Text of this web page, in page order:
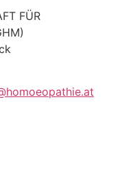
FÜR